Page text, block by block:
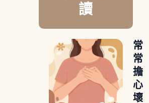
讀
常
常
擔
心
壞